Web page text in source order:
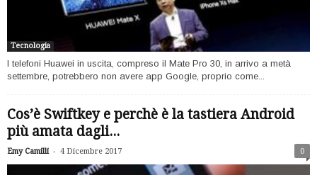
Tecnologia
I telefoni Huawei in uscita, compreso il Mate Pro 30, in arrivo a metà
settembre, potrebbero non avere app Google, proprio come...
Cos’è Swiftkey e perchè è la tastiera Android
più amata dagli...
Emy Camilli - 4 Dicembre 2017 0